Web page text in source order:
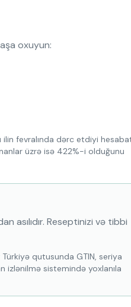
oxuyun:
fevralında dərc etdiyi
üzrə isə 422%-i olduğunu
asılıdır. Reseptinizi və tibbi
qutusunda GTIN, seriya
izlənilmə sistemində yoxlanıla